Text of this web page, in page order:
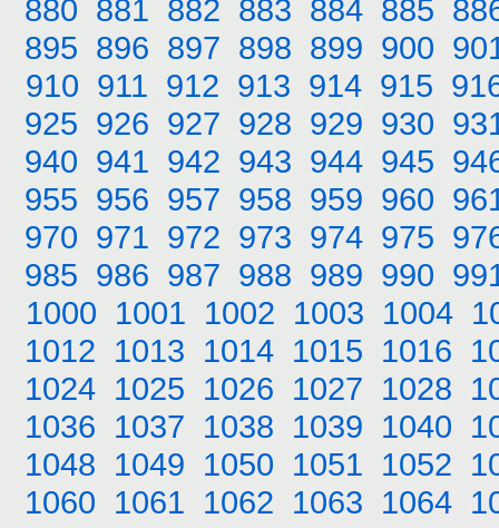
880 881 882 883 884 885
895 896 897 898 899 900
910 911 912 913 914 915
925 926 927 928 929 930
940 941 942 943 944 945
955 956 957 958 959 960
970 971 972 973 974 975
985 986 987 988 989 990
1000 1001 1002 1003 1004
1012 1013 1014 1015 1016
1024 1025 1026 1027 1028
1036 1037 1038 1039 1040
1048 1049 1050 1051 1052
1060 1061 1062 1063 1064